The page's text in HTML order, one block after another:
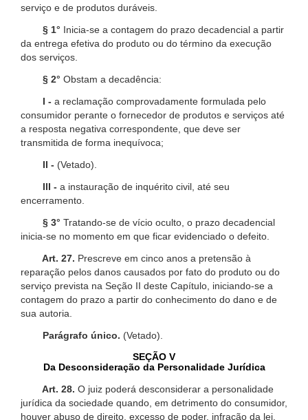
serviço e de produtos duráveis.
§ 1° Inicia-se a contagem do prazo decadencial a partir
da entrega efetiva do produto ou do término da execução
dos serviços.
§ 2° Obstam a decadência:
I - a reclamação comprovadamente formulada pelo
consumidor perante o fornecedor de produtos e serviços até
a resposta negativa correspondente, que deve ser
transmitida de forma inequívoca;
II - (Vetado).
III - a instauração de inquérito civil, até seu
encerramento.
§ 3° Tratando-se de vício oculto, o prazo decadencial
inicia-se no momento em que ficar evidenciado o defeito.
Art. 27. Prescreve em cinco anos a pretensão à
reparação pelos danos causados por fato do produto ou do
serviço prevista na Seção II deste Capítulo, iniciando-se a
contagem do prazo a partir do conhecimento do dano e de
sua autoria.
Parágrafo único. (Vetado).
SEÇÃO V
Da Desconsideração da Personalidade Jurídica
Art. 28. O juiz poderá desconsiderar a personalidade
jurídica da sociedade quando, em detrimento do consumidor,
houver abuso de direito, excesso de poder, infração da lei,